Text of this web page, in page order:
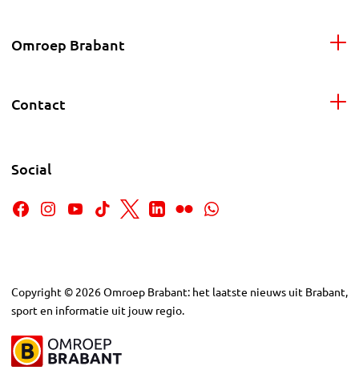
Omroep Brabant
Contact
Social
Copyright © 2026Omroep Brabant: het laatste nieuws uit Brabant,
sport en informatie uit jouw regio.